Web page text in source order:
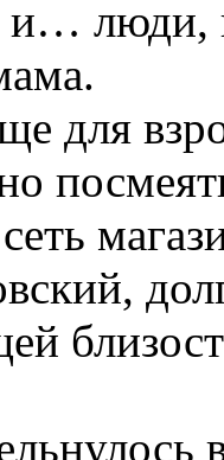
и… люди,
для